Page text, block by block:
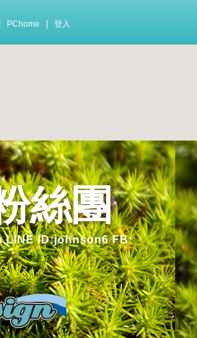
PChome 登入
絲團
LINE ID:johnson6 FB: